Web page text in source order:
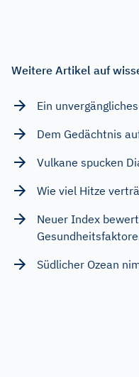
Weitere Artikel auf
Ein
Dem Gedächtnis
Vulkane spucken
Wie viel Hitze
Neuer Index
Südlicher Ozean